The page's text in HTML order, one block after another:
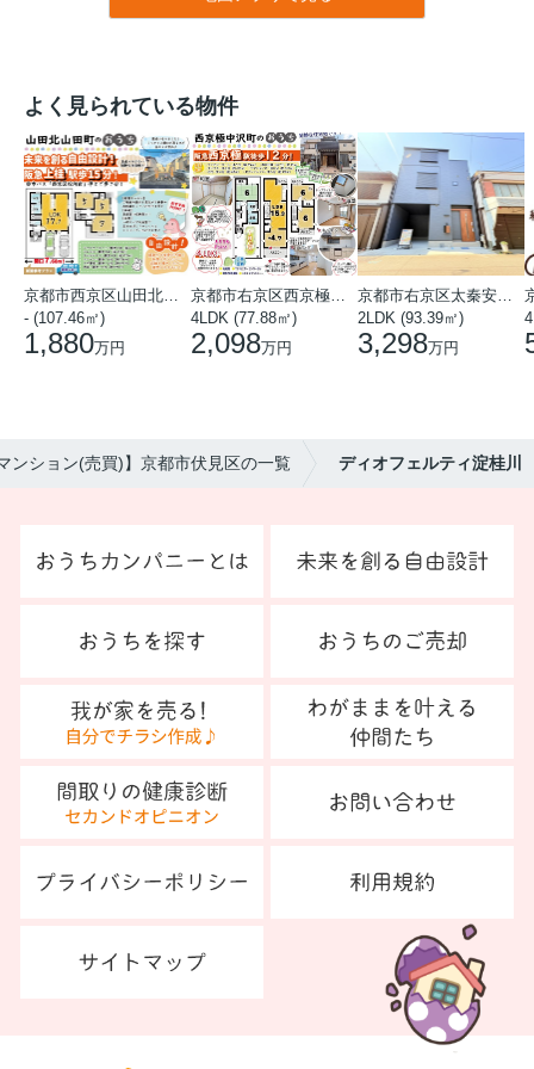
よく見られている物件
京都市西京区山田北山田町
- (107.46㎡)
1,880万円
京都市右京区西京極中沢町
4LDK (77.88㎡)
2,098万円
京都市右京区太秦安井藤ノ木町
2LDK (93.39㎡)
3,298万円
ンション(売買)】京都市伏見区の一覧 ディオフェルティ淀桂川